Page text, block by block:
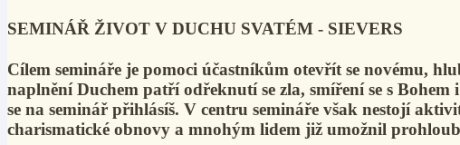
SEMINÁŘ ŽIVOT V DUCHU SVATÉM - SIEVERS
Cílem semináře je pomoci účastníkům otevřít se novému,
naplnění Duchem patří odřeknutí se zla, smíření se s
se na seminář přihlásíš. V centru semináře však nestojí
charismatické obnovy a mnohým lidem již umožnil